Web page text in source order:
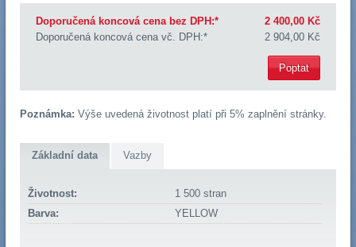
Doporučená koncová cena bez DPH:*
2 400,00 Kč
Doporučená koncová cena vč. DPH:*
2 904,00 Kč
Poptat
Poznámka: Výše uvedená životnost platí při 5% zaplnění stránky.
Základní data Vazby
Životnost:
1 500 stran
Barva:
YELLOW